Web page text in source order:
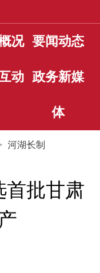
况 要闻动态
动 政务新媒
体
河湖长制
首批甘肃